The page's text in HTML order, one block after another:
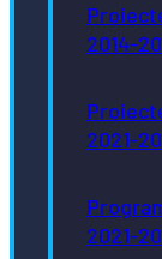
2014-
2021-
2021-